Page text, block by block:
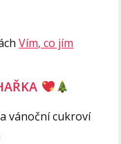
Vím, co jím
vánoční cukroví